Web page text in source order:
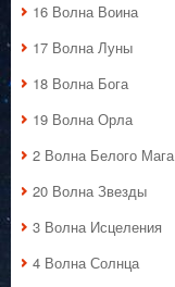
16 Волна Воина
17 Волна Луны
18 Волна Бога
19 Волна Орла
2 Волна Белого Мага
20 Волна Звезды
3 Волна Исцеления
4 Волна Солнца